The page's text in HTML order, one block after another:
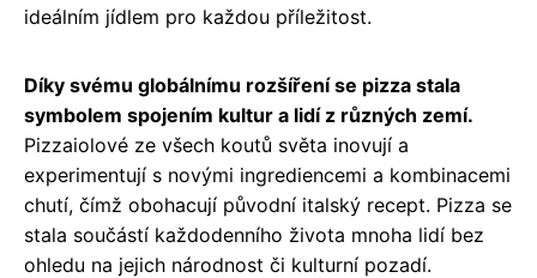
ideálním jídlem pro každou příležitost.
Díky svému globálnímu rozšíření se pizza stala
symbolem spojením kultur a lidí z různých zemí.
Pizzaiolové ze všech koutů světa inovují a
experimentují s novými ingrediencemi a kombinacemi
chutí, čímž obohacují původní italský recept. Pizza se
stala součástí každodenního života mnoha lidí bez
ohledu na jejich národnost či kulturní pozadí.